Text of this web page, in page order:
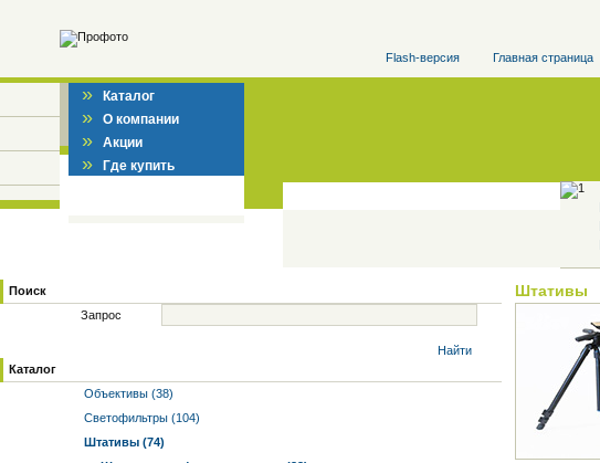
Flash-версия Главная страница
» Каталог
» О компании
» Акции
» Где купить
Поиск
Запрос
Найти
Каталог
Объективы (38)
Светофильтры (104)
Штативы (74)
Штативы